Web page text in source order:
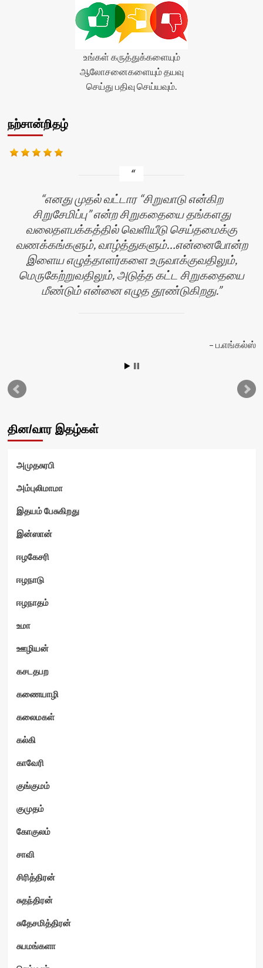
உங்கள் கருத்துக்களையும்
ஆலோசனைகளையும் தயவு
செய்து பதிவு செய்யவும்.
நற்சான்றிதழ்
எனது முதல் வட்டார “சிறுவாடு என்கிற
சிறுசேமிப்பு” என்ற சிறுகதையை தங்களது
வலைதளபக்கத்தில் வெளியீடு செய்தமைக்கு
வணக்கங்களும், வாழ்த்துகளும்…என்னைபோன்ற
இளைய எழுத்தாளர்களை உருவாக்குவதிலும்,
மெருகேற்றுவதிலும், அடுத்த கட்ட சிறுகதையை
மீண்டும் என்னை எழுத தூண்டுகிறது.
ப.எங்கல்ஸ்
தின/வார இதழ்கள்
அமுதசுரபி
அம்புலிமாமா
இதயம் பேசுகிறது
இன்ஸான்
ஈழகேசரி
ஈழநாடு
ஈழநாதம்
உமா
ஊழியன்
கசடதபற
கணையாழி
கலைமகள்
கல்கி
காவேரி
குங்குமம்
குமுதம்
கோகுலம்
சாவி
சிரித்திரன்
சுதந்திரன்
சுதேசமித்திரன்
சுபமங்களா